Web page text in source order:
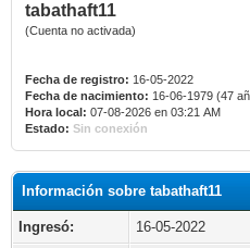
tabathaft11
(Cuenta no activada)
Fecha de registro: 16-05-2022
Fecha de nacimiento: 16-06-1979 (47
Hora local: 07-08-2026 en 03:21 AM
Estado: Sin conexión
Información sobre tabathaft11
Ingresó:
16-05-2022